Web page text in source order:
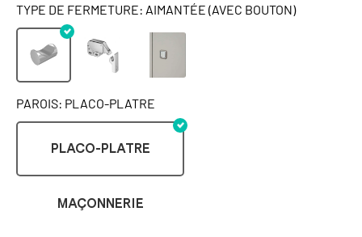
TYPE DE FERMETURE: AIMANTÉE (AVEC BOUTON)
PAROIS: PLACO-PLATRE
PLACO-PLATRE
MAÇONNERIE